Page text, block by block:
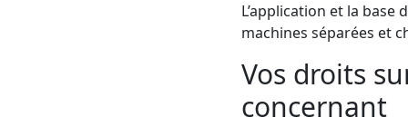
L’application et la
machines séparées et
Vos droits
concernant